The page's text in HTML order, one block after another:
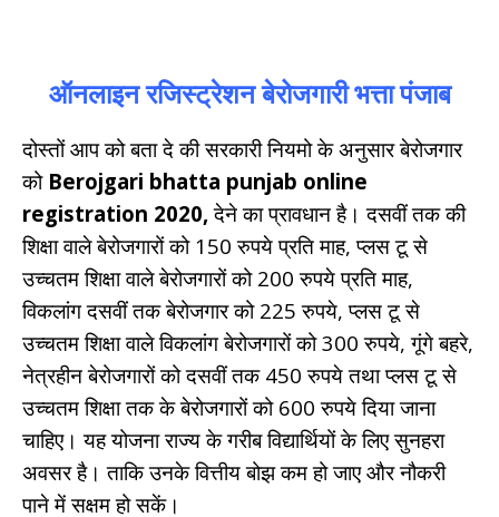
ऑनलाइन रजिस्ट्रेशन बेरोजगारी भत्ता पंजाब
दोस्तों आप को बता दे की सरकारी नियमो के अनुसार बेरोजगार
को Berojgari bhatta punjab online
registration 2020, देने का प्रावधान है। दसवीं तक की
शिक्षा वाले बेरोजगारों को 150 रुपये प्रति माह, प्लस टू से
उच्चतम शिक्षा वाले बेरोजगारों को 200 रुपये प्रति माह,
विकलांग दसवीं तक बेरोजगार को 225 रुपये, प्लस टू से
उच्चतम शिक्षा वाले विकलांग बेरोजगारों को 300 रुपये, गूंगे बहरे,
नेत्रहीन बेरोजगारों को दसवीं तक 450 रुपये तथा प्लस टू से
उच्चतम शिक्षा तक के बेरोजगारों को 600 रुपये दिया जाना
चाहिए। यह योजना राज्य के गरीब विद्यार्थियों के लिए सुनहरा
अवसर है। ताकि उनके वित्तीय बोझ कम हो जाए और नौकरी
पाने में सक्षम हो सकें।